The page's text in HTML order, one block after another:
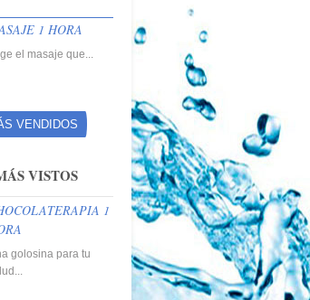
MASAJE CON
VELAS DE KARITÉ Y
ACEITES...
MASAJE
CARACOLAS Y
PLUMAS DE
AVESTRUZ
1 HORA
el masaje que...
VENDIDOS
VISTOS
1
golosina para tu